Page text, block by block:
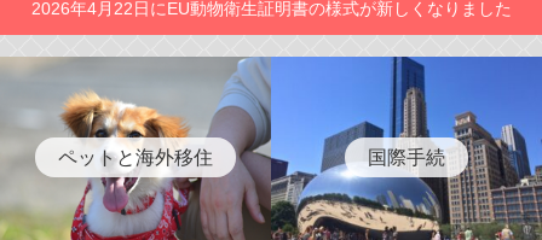
2026年4月22日にEU動物衛生証明書の様式が新しくなりました
ペットと海外移住 国際手続